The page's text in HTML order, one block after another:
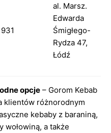
931
al. Marsz.
Edwarda
Śmigłego-
Rydza 47,
Łódź
opcje – Gorom Kebab
klientów różnorodnym
kebaby z baraniną,
wołowiną, a także